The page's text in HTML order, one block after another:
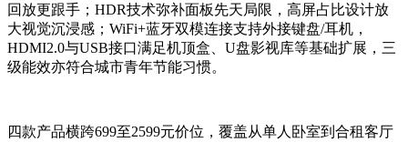
回放更跟手；HDR技术弥补面板先天局限，高屏占比设计放
大视觉沉浸感；WiFi+蓝牙双模连接支持外接键盘/耳机，
HDMI2.0与USB接口满足机顶盒、U盘影视库等基础扩展，三
级能效亦符合城市青年节能习惯。
四款产品横跨699至2599元价位，覆盖从单人卧室到合租客厅